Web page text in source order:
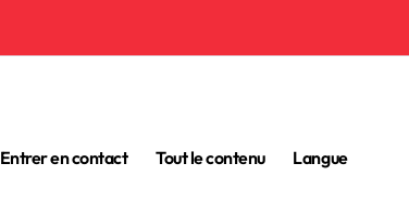
Entrer en contact Tout le contenu Langue